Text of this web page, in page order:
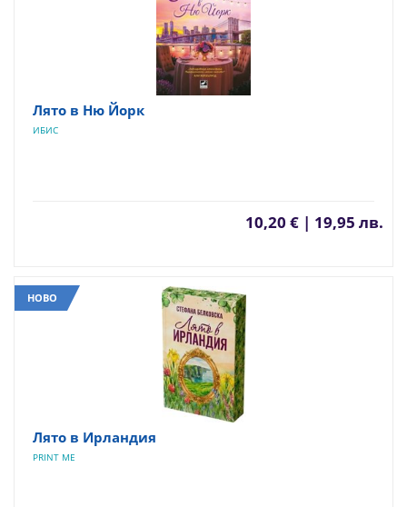
Лято в Ню Йорк
ИБИС
10,20 € | 19,95 лв.
НОВО
Лято в Ирландия
PRINT ME